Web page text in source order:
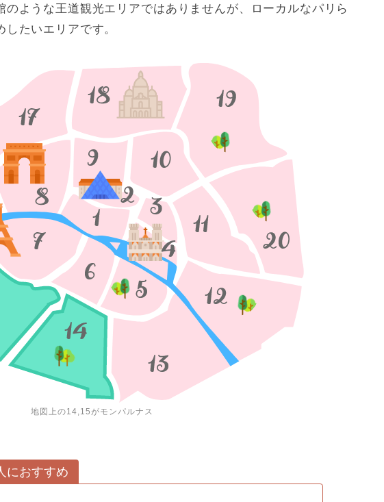
のような王道観光エリアではありませんが、ローカルなパリら
たいエリアです。
地図上の14,15がモンパルナス
におすすめ